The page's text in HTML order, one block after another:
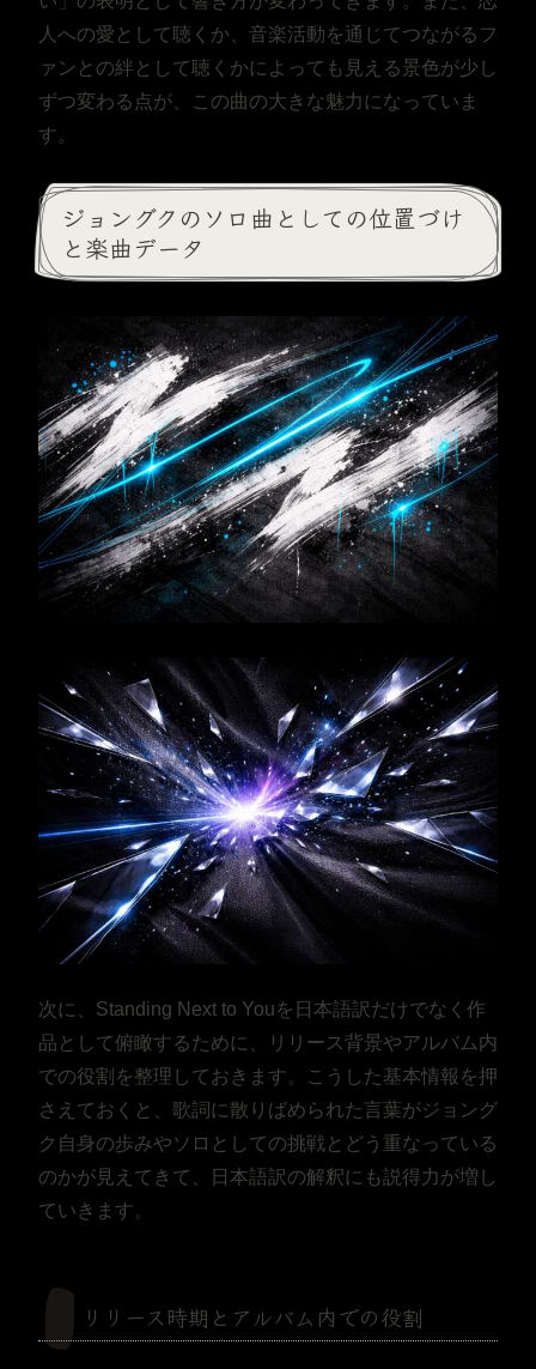
人への愛として聴くか、音楽活動を通じてつながるフ
ァンとの絆として聴くかによっても見える景色が少し
ずつ変わる点が、この曲の大きな魅力になっていま
す。
ジョングクのソロ曲としての位置づけ
と楽曲データ
次に、Standing Next to Youを日本語訳だけでなく作
品として俯瞰するために、リリース背景やアルバム内
での役割を整理しておきます。こうした基本情報を押
さえておくと、歌詞に散りばめられた言葉がジョング
ク自身の歩みやソロとしての挑戦とどう重なっている
のかが見えてきて、日本語訳の解釈にも説得力が増し
ていきます。
リリース時期とアルバム内での役割